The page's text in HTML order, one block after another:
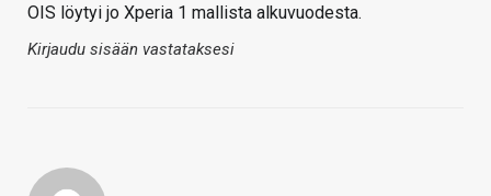
OIS löytyi jo Xperia 1 mallista alkuvuodesta.
Kirjaudu sisään vastataksesi